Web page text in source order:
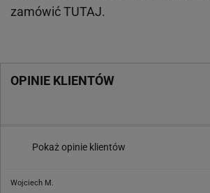
zamówićTUTAJ.
OPINIE KLIENTÓW
Pokaż opinie klientów
Wojciech M.